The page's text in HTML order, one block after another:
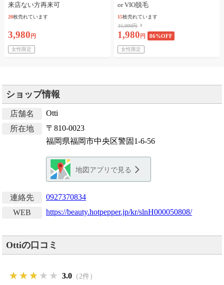
来店ない方再来可
20枚売れています
3,980 円
女性限定
or VIO脱毛
15枚売れています
15,000円
1,980 円 86%OFF
女性限定
ショップ情報
店舗名
Otti
所在地
〒810-0023
福岡県福岡市中央区警固1-6-56
地図アプリで見る
連絡先
0927370834
WEB
https://beauty.hotpepper.jp/kr/slnH000050808/
Ottiの口コミ
★★★★★
★★★★★
★★★★★ 3.0 （2件）